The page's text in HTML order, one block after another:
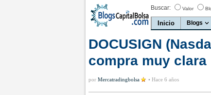
Buscar: Valor
Inicio Blogs
DOCUSIGN
compra muy clara
por Mercatradingbolsa • Hace 6 años